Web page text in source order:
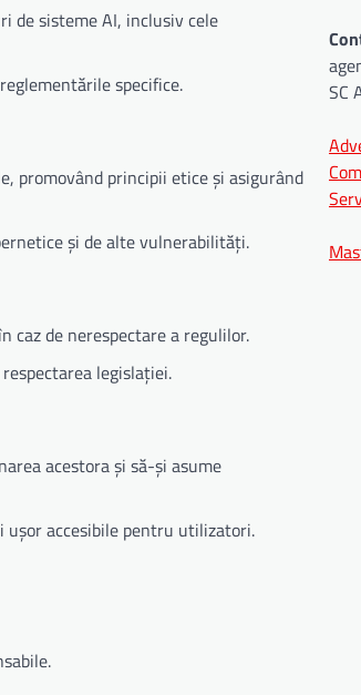
de sisteme AI, inclusiv cele
specifice.
promovând principii etice și asigurând
și de alte vulnerabilități.
de nerespectare a regulilor.
legislației.
acestora și să-și asume
accesibile pentru utilizatori.
SC